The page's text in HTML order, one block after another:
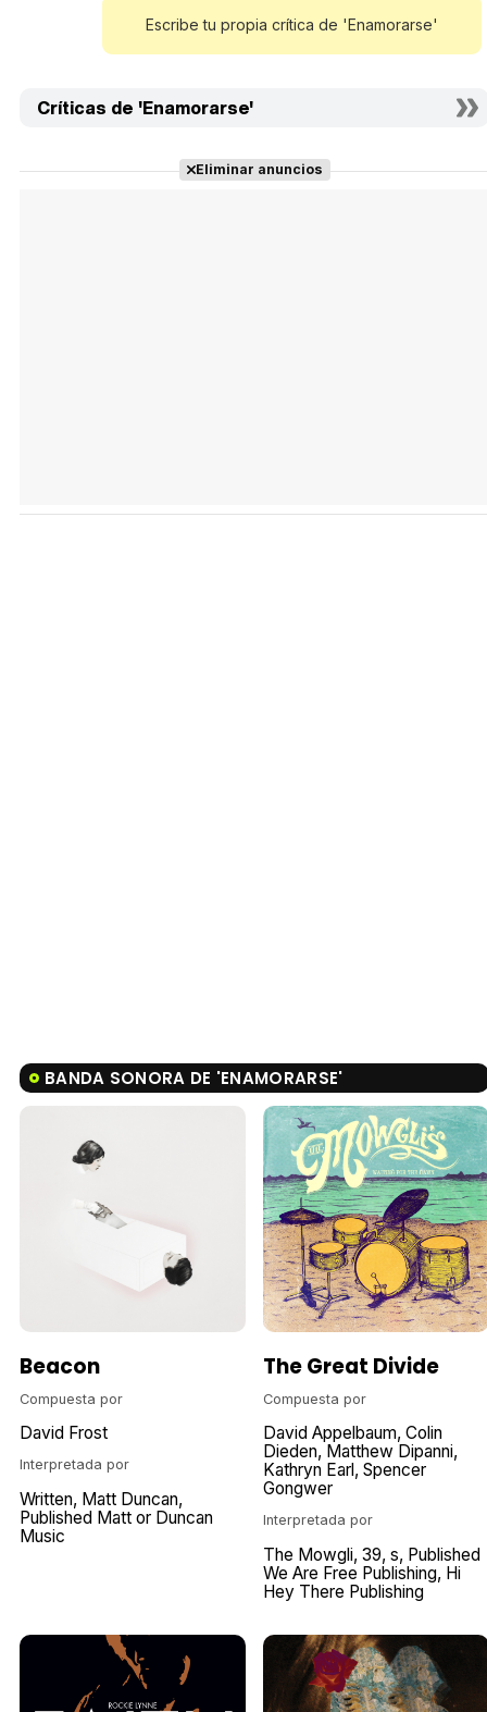
Escribe tu propia crítica de 'Enamorarse'
Críticas de 'Enamorarse'
Eliminar anuncios
BANDA SONORA DE 'ENAMORARSE'
Beacon
Compuesta por
David Frost
Interpretada por
Written Matt Duncan
Published Matt or Duncan
Music
The Great Divide
Compuesta por
David Appelbaum Colin
Dieden Matthew Dipanni
Kathryn Earl Spencer
Gongwer
Interpretada por
The Mowgli 39 s Published
We Are Free Publishing Hi
Hey There Publishing